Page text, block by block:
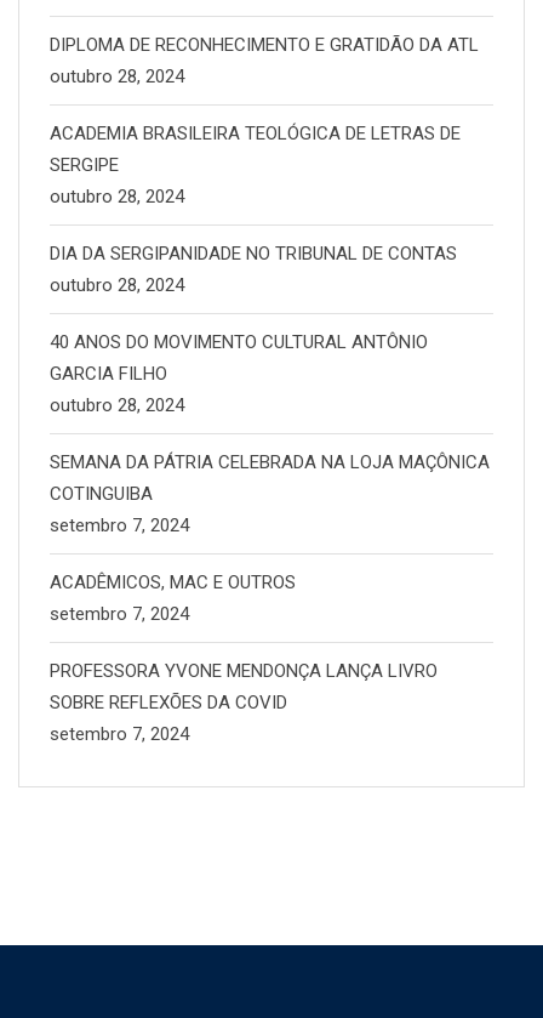
DIPLOMA DE RECONHECIMENTO E GRATIDÃO DA ATL
outubro 28, 2024
ACADEMIA BRASILEIRA TEOLÓGICA DE LETRAS DE
SERGIPE
outubro 28, 2024
DIA DA SERGIPANIDADE NO TRIBUNAL DE CONTAS
outubro 28, 2024
40 ANOS DO MOVIMENTO CULTURAL ANTÔNIO
GARCIA FILHO
outubro 28, 2024
SEMANA DA PÁTRIA CELEBRADA NA LOJA MAÇÔNICA
COTINGUIBA
setembro 7, 2024
ACADÊMICOS, MAC E OUTROS
setembro 7, 2024
PROFESSORA YVONE MENDONÇA LANÇA LIVRO
SOBRE REFLEXÕES DA COVID
setembro 7, 2024